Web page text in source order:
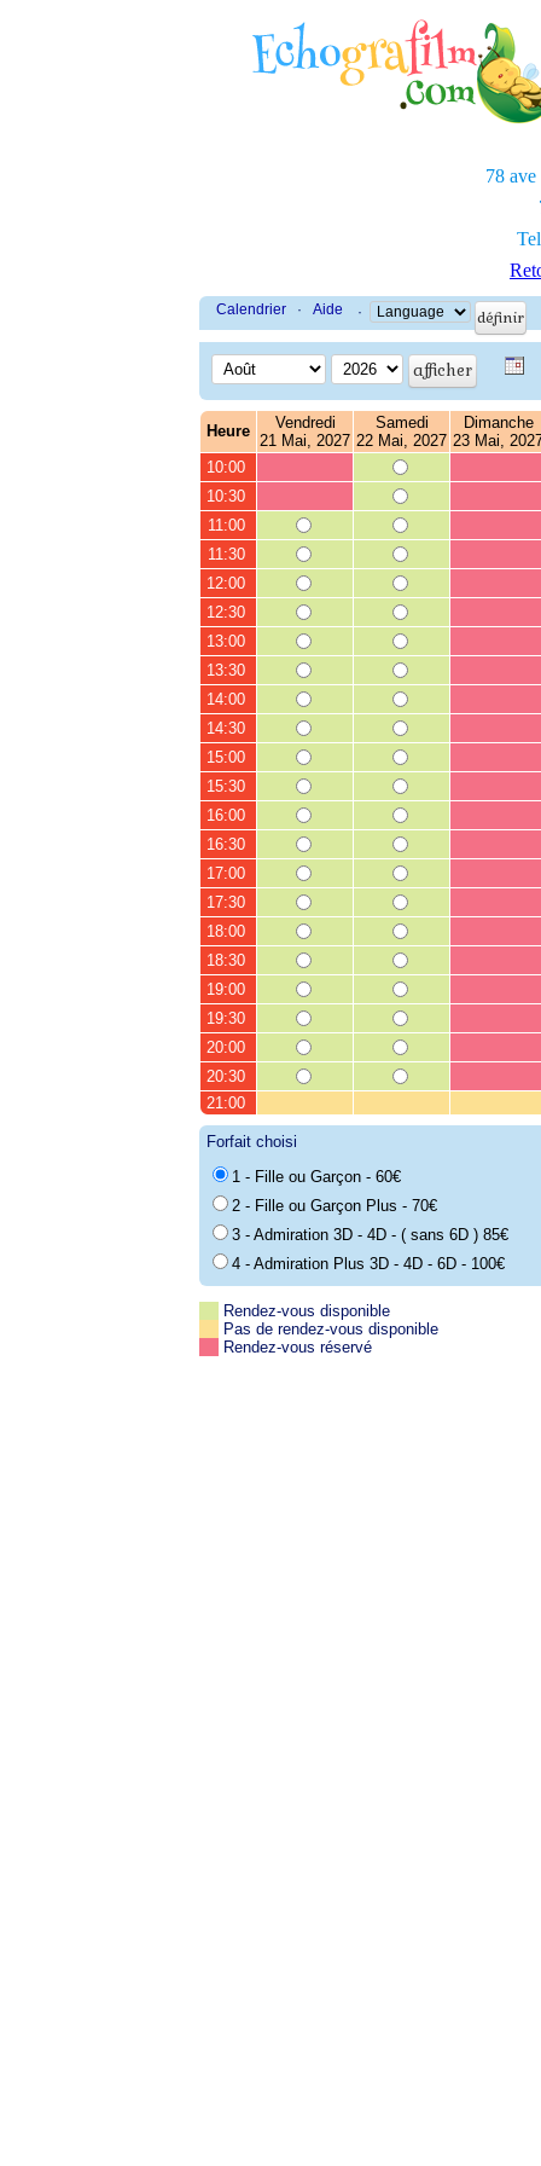
78 ave
Calendrier · Aide ·
Heure
Vendredi
21 Mai, 2027
Samedi
22 Mai, 2027
Dimanche
23 Mai,
10:00
10:30
11:00
11:30
12:00
12:30
13:00
13:30
14:00
14:30
15:00
15:30
16:00
16:30
17:00
17:30
18:00
18:30
19:00
19:30
20:00
20:30
21:00
Forfait choisi
1 - Fille ou Garçon - 60€
2 - Fille ou Garçon Plus - 70€
3 - Admiration 3D - 4D - ( sans 6D ) 85€
4 - Admiration Plus 3D - 4D - 6D - 100€
Rendez-vous disponible
Pas de rendez-vous disponible
Rendez-vous réservé